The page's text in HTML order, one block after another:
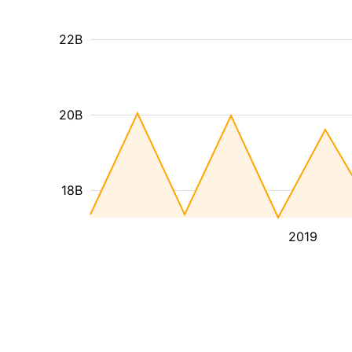
2019
18B
20B
22B